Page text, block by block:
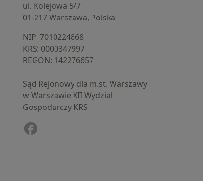
ul. Kolejowa 5/7
01-217 Warszawa, Polska
NIP: ⁠7010224868
KRS: ⁠0000347997
REGON: ⁠142276657
Sąd Rejonowy dla m.st. Warszawy
w Warszawie XII Wydział
Gospodarczy KRS